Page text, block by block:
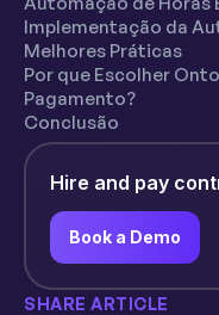
Implementação da
Melhores Práticas
Por que Escolher
Pagamento?
Conclusão
Hire and pay
Book a Demo
SHARE ARTICLE